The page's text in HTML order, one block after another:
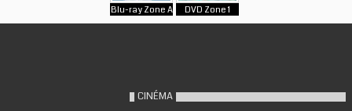
Blu-ray Zone A DVD Zone 1
CINÉMA